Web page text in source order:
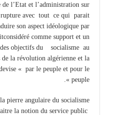
l’Etat et l’administration sur
rupture avec tout ce qui parait
son aspect idéologique par
comme support et un
objectifs du socialisme au
la révolution algérienne et la
« par le peuple et pour le
peuple ».
pierre angulaire du socialisme
la notion du service public